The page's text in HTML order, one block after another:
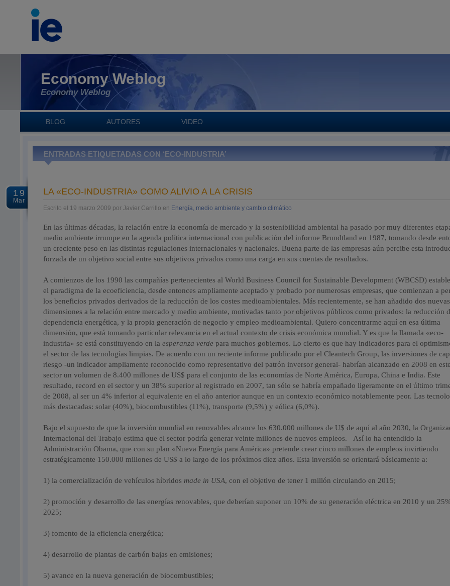
Economy Weblog
Economy Weblog
BLOG AUTORES VIDEO
ENTRADAS ETIQUETADAS CON ‘ECO-INDUSTRIA’
19
Mar
LA «ECO-INDUSTRIA» COMO ALIVIO A LA CRISIS
Escrito el 19 marzo 2009 por Javier Carrillo en Energía, medio ambiente y cambio climático
En las últimas décadas, la relación entre la economía de mercado y la sostenibilidad ambiental ha pasado por muy diferentes
medio ambiente irrumpe en la agenda política internacional con publicación del informe Brundtland en 1987, tomando desde
un creciente peso en las distintas regulaciones internacionales y nacionales. Buena parte de las empresas aún percibe esta
forzada de un objetivo social entre sus objetivos privados como una carga en sus cuentas de resultados.
A comienzos de los 1990 las compañías pertenecientes al World Business Council for Sustainable Development (WBCSD)
el paradigma de la ecoeficiencia, desde entonces ampliamente aceptado y probado por numerosas empresas, que comienzan a
los beneficios privados derivados de la reducción de los costes medioambientales. Más recientemente, se han añadido dos nuevas
dimensiones a la relación entre mercado y medio ambiente, motivadas tanto por objetivos públicos como privados: la reducción
dependencia energética, y la propia generación de negocio y empleo medioambiental. Quiero concentrarme aquí en esa última
dimensión, que está tomando particular relevancia en el actual contexto de crisis económica mundial. Y es que la llamada «eco-
industria» se está constituyendo en laesperanza verde para muchos gobiernos. Lo cierto es que hay indicadores para el
el sector de las tecnologías limpias. De acuerdo con un reciente informe publicado por el Cleantech Group, las inversiones de
riesgo -un indicador ampliamente reconocido como representativo del patrón inversor general- habrían alcanzado en 2008 en este
sector un volumen de 8.400 millones de US$ para el conjunto de las economías de Norte América, Europa, China e India. Este
resultado, record en el sector y un 38% superior al registrado en 2007, tan sólo se habría empañado ligeramente en el último
de 2008, al ser un 4% inferior al equivalente en el año anterior aunque en un contexto económico notablemente peor. Las
más destacadas: solar (40%), biocombustibles (11%), transporte (9,5%) y eólica (6,0%).
Bajo el supuesto de que la inversión mundial en renovables alcance los 630.000 millones de U$ de aquí al año 2030, la
Internacional del Trabajo estima que el sector podría generar veinte millones de nuevos empleos. Así lo ha entendido la
Administración Obama, que con su plan «Nueva Energía para América» pretende crear cinco millones de empleos invirtiendo
estratégicamente 150.000 millones de US$ a lo largo de los próximos diez años. Esta inversión se orientará básicamente a:
1) la comercialización de vehículos híbridos made in USA, con el objetivo de tener 1 millón circulando en 2015;
2) promoción y desarrollo de las energías renovables, que deberían suponer un 10% de su generación eléctrica en 2010 y un
2025;
3) fomento de la eficiencia energética;
4) desarrollo de plantas de carbón bajas en emisiones;
5) avance en la nueva generación de biocombustibles;